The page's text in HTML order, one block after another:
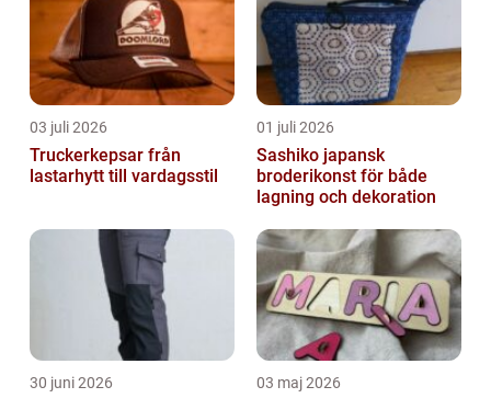
03 juli 2026
Truckerkepsar från
lastarhytt till vardagsstil
01 juli 2026
Sashiko japansk
broderikonst för både
lagning och dekoration
30 juni 2026 03 maj 2026